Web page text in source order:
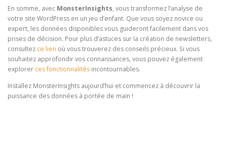
En somme, avec MonsterInsights, vous transformez l’analyse de
votre site WordPress en un jeu d’enfant. Que vous soyez novice ou
expert, les données disponibles vous guideront facilement dans vos
prises de décision. Pour plus d’astuces sur la création de newsletters,
consultez ce lien où vous trouverez des conseils précieux. Si vous
souhaitez approfondir vos connaissances, vous pouvez également
explorer ces fonctionnalités incontournables.
Installez MonsterInsights aujourd’hui et commencez à découvrir la
puissance des données à portée de main !